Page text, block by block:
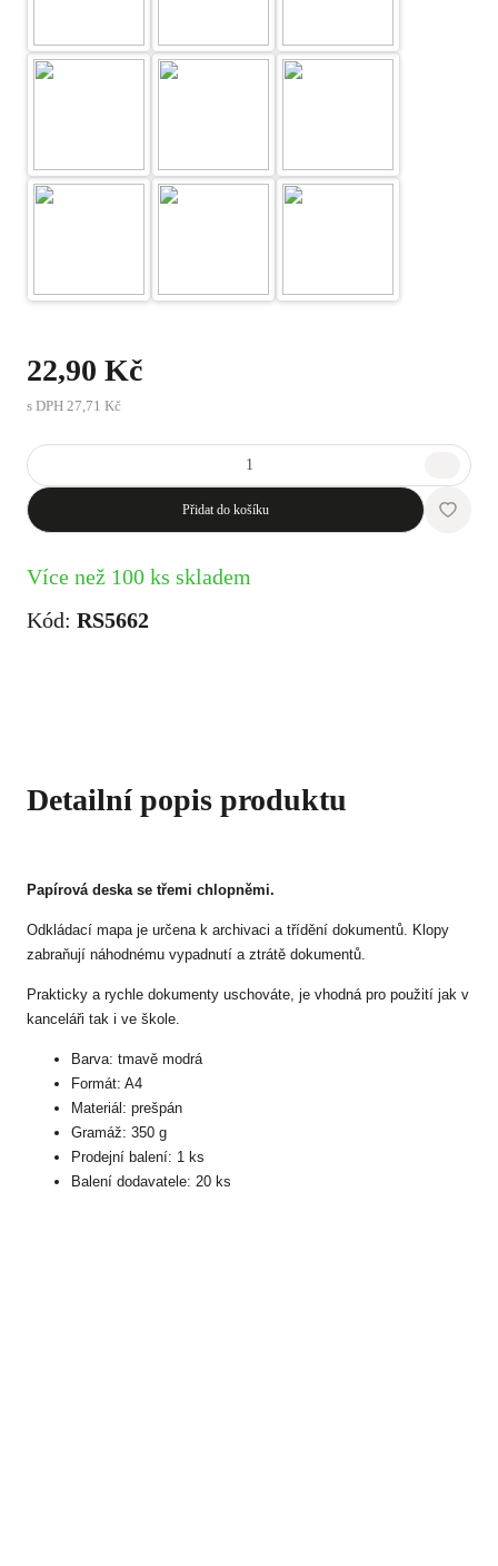
22,90 Kč
s DPH 27,71 Kč
Přidat do košíku
Více než 100 ks skladem
Kód: RS5662
Detailní popis produktu
Papírová deska se třemi chlopněmi.
Odkládací mapa je určena k archivaci a třídění dokumentů. Klopy
zabraňují náhodnému vypadnutí a ztrátě dokumentů.
Prakticky a rychle dokumenty uschováte, je vhodná pro použití jak v
kanceláři tak i ve škole.
Barva: tmavě modrá
Formát: A4
Materiál: prešpán
Gramáž: 350 g
Prodejní balení: 1 ks
Balení dodavatele: 20 ks